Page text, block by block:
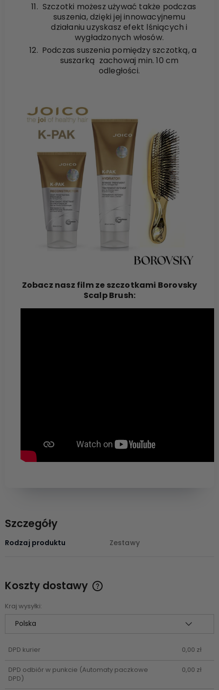
Szczotki możesz używać także podczas
suszenia, dzięki jej innowacyjnemu
działaniu uzyskasz efekt lśniących i
wygładzonych włosów.
Podczas suszenia pomiędzy szczotką, a
suszarką zachowaj min. 10 cm
odległości.
Zobacz nasz film ze szczotkami Borovsky
Scalp Brush:
Szczegóły
Rodzaj produktu Zestawy
Koszty dostawy
Cena nie zawiera ewentualnych kosztów płatności
Kraj wysyłki:
DPD kurier 0,00 zł
DPD odbiór w punkcie (Automaty paczkowe
DPD)
0,00 zł